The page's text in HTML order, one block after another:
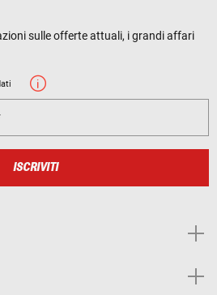
sulle offerte attuali, i grandi affari
ISCRIVITI